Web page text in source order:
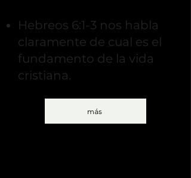
Hebreos 6:1-3 nos habla
claramente de cual es el
fundamento de la vida
cristiana.
más